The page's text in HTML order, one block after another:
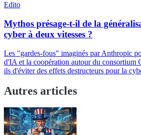
Edito
Mythos présage-t-il de la
cyber à deux vitesses ?
Les "gardes-fous" imaginés par Anthropic
d'IA et la coopération autour du consortium
ils d'éviter des effets destructeurs pour la
Autres articles